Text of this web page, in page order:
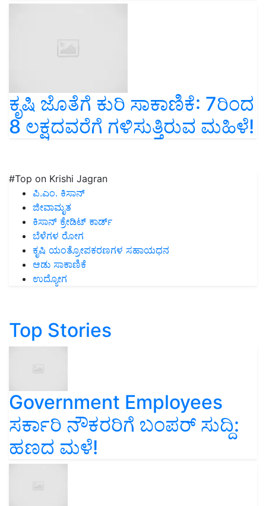
ಕೃಷಿ ಜೊತೆಗೆ ಕುರಿ ಸಾಕಾಣಿಕೆ: 7ರಿಂದ
8 ಲಕ್ಷದವರೆಗೆ ಗಳಿಸುತ್ತಿರುವ ಮಹಿಳೆ!
#Top on Krishi Jagran
ಪಿ.ಎಂ. ಕಿಸಾನ್
ಜೀವಾಮೃತ
ಕಿಸಾನ್ ಕ್ರೇಡಿಟ್ ಕಾರ್ಡ್
ಬೆಳೆಗಳ ರೋಗ
ಕೃಷಿ ಯಂತ್ರೋಪಕರಣಗಳ ಸಹಾಯಧನ
ಆಡು ಸಾಕಾಣಿಕೆ
ಉದ್ಯೋಗ
Top Stories
Government Employees
ಸರ್ಕಾರಿ ನೌಕರರಿಗೆ ಬಂಪರ್‌ ಸುದ್ದಿ:
ಹಣದ ಮಳೆ!